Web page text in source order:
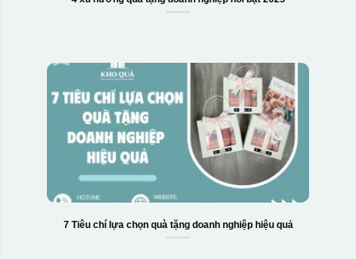
7 Tiêu chí lựa chọn quà tặng doanh nghiệp hiệu quả